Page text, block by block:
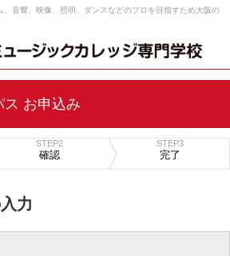
、音響、映像、照明、ダンスなどのプロを目指すため大阪の
ス お申込み
STEP2
確認
STEP3
完了
力